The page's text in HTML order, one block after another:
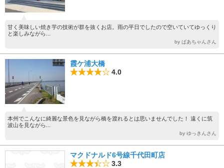
甘く美味しい焼き芋の技術が群を抜くお店。雨の平日でしたので空いていてゆっくり
と楽しみながら...
by ぱあちゃんさん
霞ケ浦大橋
4.0
本州でこんなに綺麗な景色を見ながら橋を渡れるとは思いませんでした！ 遠くに筑
波山を見ながら...
by ゆっきんさん
マクドナルド6号線千代田町店
3.3